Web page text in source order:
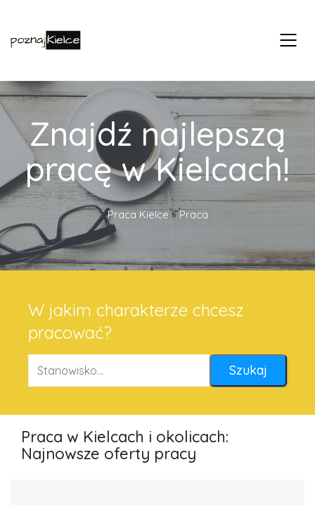
Znajdź najlepszą
pracę w Kielcach!
Praca Kielce»Praca
W jakim charakterze chcesz
pracować?
Praca w Kielcach i okolicach:
Najnowsze oferty pracy